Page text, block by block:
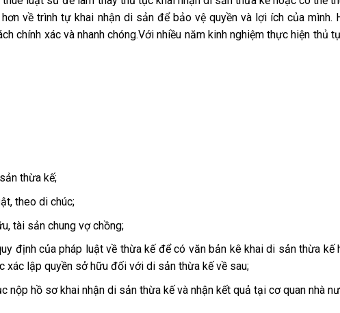
về trình tự khai nhận di sản để bảo vệ quyền và lợi ích của mình.
chính xác và nhanh chóng.Với nhiều năm kinh nghiệm thực hiện thủ
thừa kế;
theo di chúc;
tài sản chung vợ chồng;
định của pháp luật về thừa kế để có văn bản kê khai di sản thừa kế
xác lập quyền sở hữu đối với di sản thừa kế về sau;
nộp hồ sơ khai nhận di sản thừa kế và nhận kết quả tại cơ quan nhà